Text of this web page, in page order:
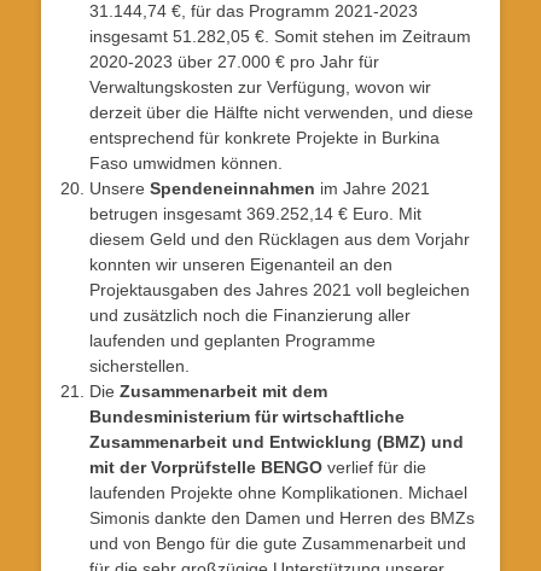
31.144,74 €, für das Programm 2021-2023
insgesamt 51.282,05 €. Somit stehen im Zeitraum
2020-2023 über 27.000 € pro Jahr für
Verwaltungskosten zur Verfügung, wovon wir
derzeit über die Hälfte nicht verwenden, und diese
entsprechend für konkrete Projekte in Burkina
Faso umwidmen können.
Unsere Spendeneinnahmen im Jahre 2021
betrugen insgesamt 369.252,14 € Euro. Mit
diesem Geld und den Rücklagen aus dem Vorjahr
konnten wir unseren Eigenanteil an den
Projektausgaben des Jahres 2021 voll begleichen
und zusätzlich noch die Finanzierung aller
laufenden und geplanten Programme
sicherstellen.
Die Zusammenarbeit mit dem
Bundesministerium für wirtschaftliche
Zusammenarbeit und Entwicklung (BMZ) und
mit der Vorprüfstelle BENGO verlief für die
laufenden Projekte ohne Komplikationen. Michael
Simonis dankte den Damen und Herren des BMZs
und von Bengo für die gute Zusammenarbeit und